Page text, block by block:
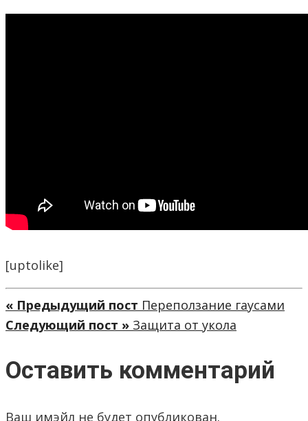
[uptolike]
« Предыдущий пост Переползание гаусами
Следующий пост » Защита от укола
Оставить комментарий
Ваш имэйл не будет опубликован.